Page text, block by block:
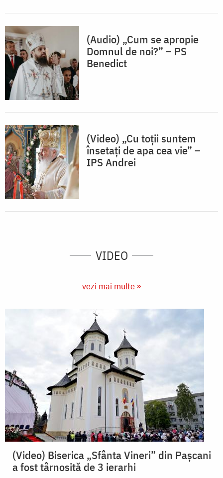
(Audio) „Cum se apropie
Domnul de noi?” – PS
Benedict
(Video) „Cu toții suntem
însetați de apa cea vie” –
IPS Andrei
VIDEO
vezi mai multe »
(Video) Biserica „Sfânta Vineri” din Pașcani
a fost târnosită de 3 ierarhi